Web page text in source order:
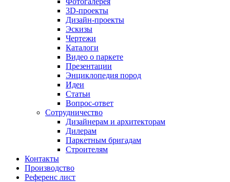
3D-проекты
Дизайн-проекты
Эскизы
Чертежи
Каталоги
Видео о паркете
Презентации
Энциклопедия пород
Идеи
Статьи
Вопрос-ответ
Сотрудничество
Дизайнерам и архитекторам
Дилерам
Паркетным бригадам
Строителям
Контакты
Производство
Референс лист